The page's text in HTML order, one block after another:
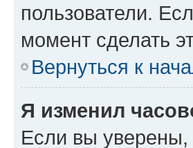
пользователи.
момент сделать
Вернуться к
Я изменил
Если вы уверены,